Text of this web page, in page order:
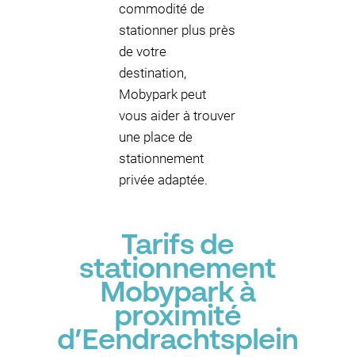
commodité de
stationner plus près
de votre
destination,
Mobypark peut
vous aider à trouver
une place de
stationnement
privée adaptée.
Tarifs de
stationnement
Mobypark à
proximité
d’Eendrachtsplein